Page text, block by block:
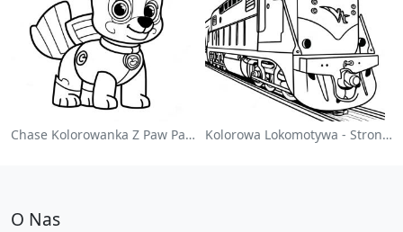
Chase Kolorowanka Z Paw Patrol Kolorowa Lokomotywa - Strona Do Kolorowania
O Nas